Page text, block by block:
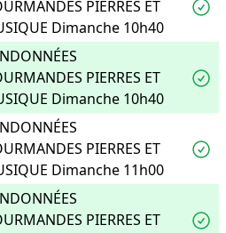
PIERRES ET
Dimanche 10h40
PIERRES ET
Dimanche 10h40
PIERRES ET
Dimanche 11h00
PIERRES ET